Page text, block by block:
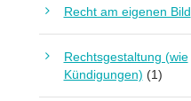
Recht am eigenen Bild
Rechtsgestaltung (wie
Kündigungen) (1)